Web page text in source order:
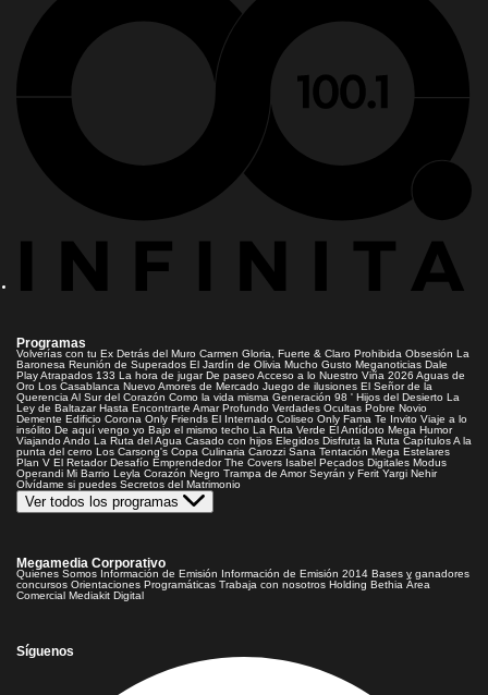
Programas
Volverías con tu Ex Detrás del Muro Carmen Gloria, Fuerte & Claro Prohibida Obsesión La
Baronesa Reunión de Superados El Jardín de Olivia Mucho Gusto Meganoticias Dale
PlayAtrapados 133 La hora de jugar De paseoAcceso a lo Nuestro Viña 2026 Aguas de
Oro Los Casablanca Nuevo Amores de Mercado Juego de ilusiones El Señor de la
Querencia Al Sur del Corazón Como la vida misma Generación 98 ' Hijos del Desierto La
Ley de Baltazar Hasta Encontrarte Amar Profundo Verdades Ocultas Pobre Novio
Demente Edificio Corona Only Friends El Internado Coliseo Only Fama Te Invito Viaje a lo
insólito De aquí vengo yo Bajo el mismo techo La Ruta Verde El Antídoto Mega Humor
Viajando Ando La Ruta del Agua Casado con hijos Elegidos Disfruta la Ruta CapítulosA la
punta del cerro Los Carsong's Copa Culinaria Carozzi Sana Tentación Mega Estelares
Plan V El Retador Desafío Emprendedor The Covers Isabel Pecados Digitales Modus
Operandi Mi Barrio Leyla Corazón Negro Trampa de Amor Seyrán y Ferit Yargi Nehir
Olvídame si puedes Secretos del Matrimonio
Ver todos los programas
Megamedia Corporativo
Quienes Somos Información de Emisión Información de Emisión 2014 Bases y ganadores
concursos Orientaciones Programáticas Trabaja con nosotros Holding Bethia Área
Comercial Mediakit Digital
Síguenos